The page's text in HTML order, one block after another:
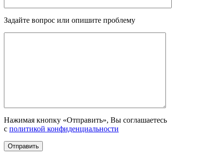
Задайте вопрос или опишите проблему
Нажимая кнопку «Отправить», Вы соглашаетесь
с политикой конфиденциальности